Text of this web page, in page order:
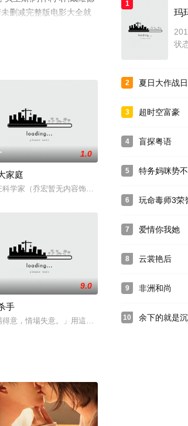
删减完整版电影大全就
级英人想着这小伙子为人不错，趁他休息帮他介绍了一个
two bickering br
1.0
家庭
科学家（乔宏暂无内容饰）因儿子感染艾滋病死亡而
的成功。
9.0
手
得意，情場失意。」用這句話形容商人伊博和愛德華
1
玛
状
2 夏日大作战
3 超时空富豪
4 盲探粤语
5 特务妈咪势
6 玩命毒师3荣
7 爱情你我她
8 云裳艳后
9 非洲和尚
10 余下的就是